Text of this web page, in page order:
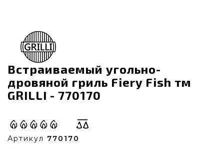
Встраиваемый угольно-
дровяной гриль Fiery Fish тм
GRILLI - 770170
Артикул 770170